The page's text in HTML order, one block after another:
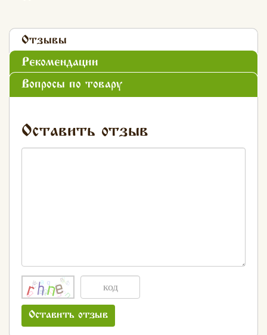
Хлеб
Отзывы
Рекомендации
Вопросы по товару
Оставить отзыв
Оставить отзыв